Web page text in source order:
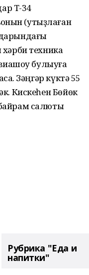
Т-34
(утыҙлаған
техника
булыуға
Зәңгәр күктә 55
Кискеһен Бөйөк
салюты
Рубрика "Еда и
напитки"